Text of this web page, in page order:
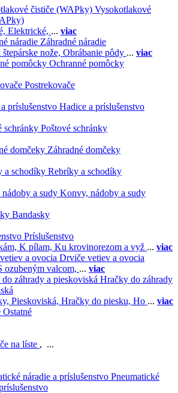
Vysokotlakové
Elektrické, ... viac
Záhradné náradie
nože, Obrábanie pôdy ... viac
Ochranné pomôcky
Postrekovače
Hadice a príslušenstvo
Poštové schránky
Záhradné domčeky
Rebríky a schodíky
Konvy, nádoby a sudy
Bandasky
Príslušenstvo
K pílam, Ku krovinorezom a vyž ... viac
Drviče vetiev a ovocia
ozubeným valcom, ... viac
Hračky do záhrady
Pieskoviská, Hračky do piesku, Ho ... viac
Ostatné
na líste , ...
Pneumatické